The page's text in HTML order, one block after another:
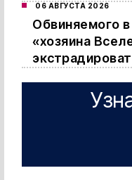
06 АВГУСТА 2026
Обвиняемого
«хозяина